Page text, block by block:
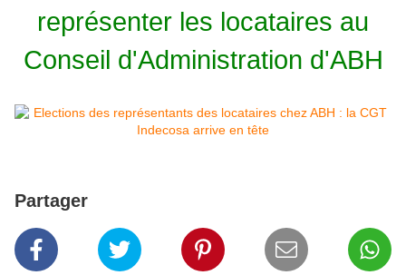
représenter les locataires au
Conseil d'Administration d'ABH
Partager